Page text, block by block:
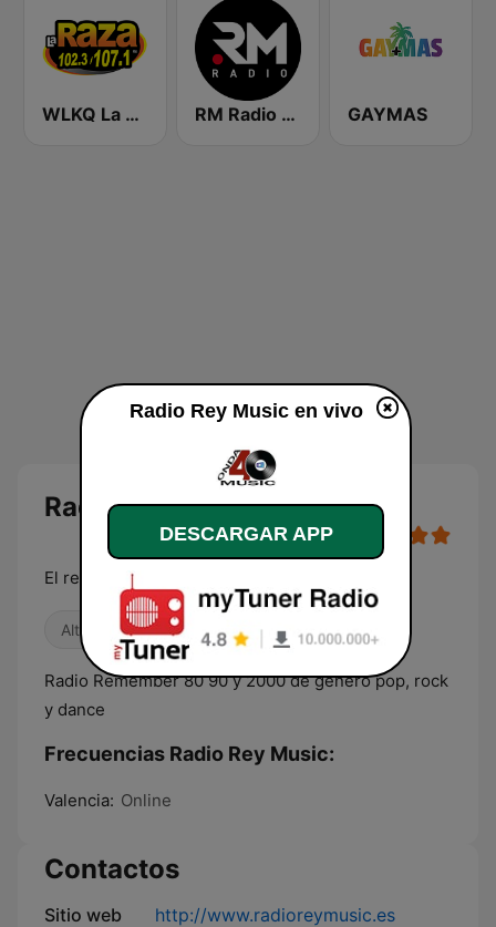
WLKQ La Raza 102.3 RM Radio La Manchuela GAYMAS
Radio Rey Music en directo
El remember diferenciado
Alternativa / Indie Años 80 Años 90
Radio Remember 80 90 y 2000 de genero pop, rock
y dance
Frecuencias Radio Rey Music:
Valencia: Online
Contactos
Sitio web
http://www.radioreymusic.es
Radio Rey Music en vivo
DESCARGAR APP